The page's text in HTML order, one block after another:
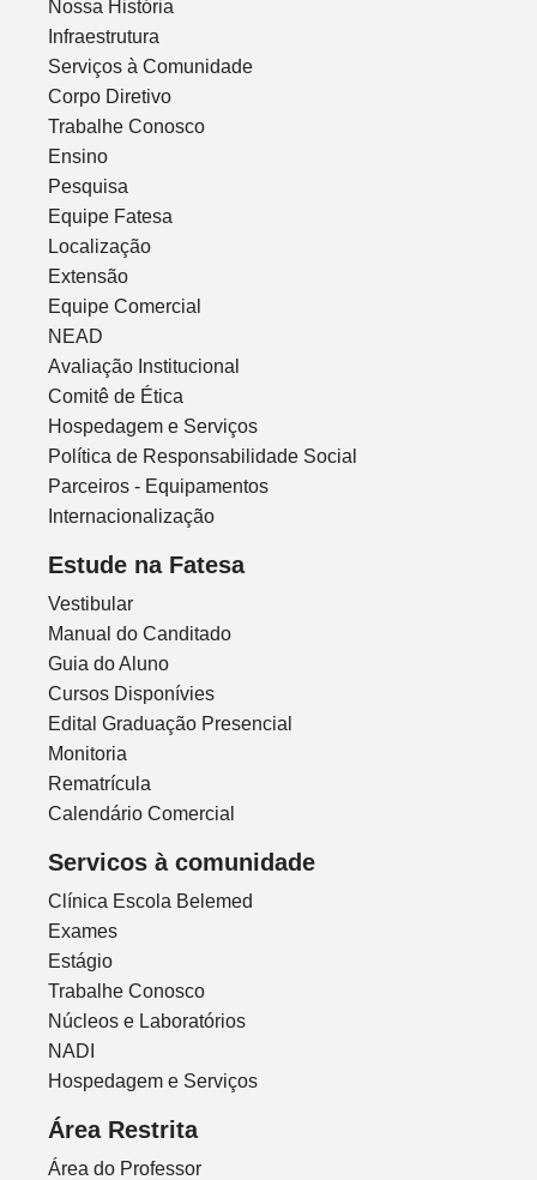
Nossa História
Infraestrutura
Serviços à Comunidade
Corpo Diretivo
Trabalhe Conosco
Ensino
Pesquisa
Equipe Fatesa
Localização
Extensão
Equipe Comercial
NEAD
Avaliação Institucional
Comitê de Ética
Hospedagem e Serviços
Política de Responsabilidade Social
Parceiros - Equipamentos
Internacionalização
Estude na Fatesa
Vestibular
Manual do Canditado
Guia do Aluno
Cursos Disponívies
Edital Graduação Presencial
Monitoria
Rematrícula
Calendário Comercial
Servicos à comunidade
Clínica Escola Belemed
Exames
Estágio
Trabalhe Conosco
Núcleos e Laboratórios
NADI
Hospedagem e Serviços
Área Restrita
Área do Professor